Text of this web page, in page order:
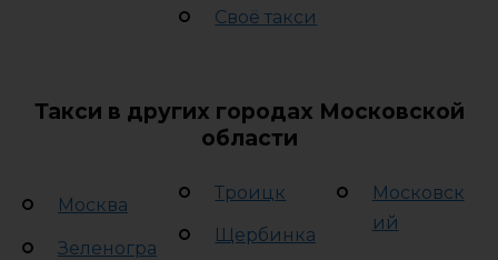
Своё такси
Такси в других городах Московской
области
Москва
Зеленогра
Троицк
Щербинка
Московск
ий